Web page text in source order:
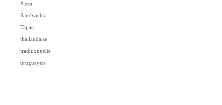
Pizza
Sandwichs
Tapas
thailandaise
traditionnelle
uruguayen